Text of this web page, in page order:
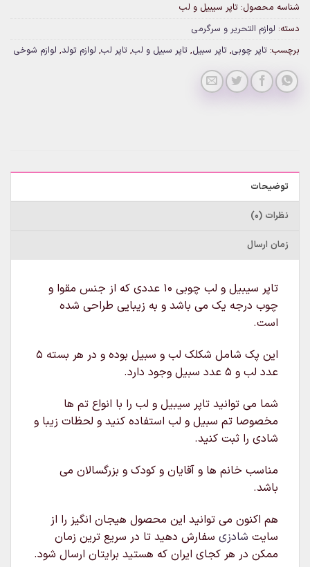
شناسه محصول: تاپر سیبیل و لب
دسته: لوازم التحریر و سرگرمی
برچسب: تاپر چوبی, تاپر سبیل, تاپر سبیل و لب, تاپر لب, لوازم تولد, لوازم شوخی
توضیحات
نظرات (0)
زمان ارسال
تاپر سیبیل و لب چوبی ۱۰ عددی که از جنس مقوا و
چوب درجه یک می باشد و به زیبایی طراحی شده
است.
این پک شامل شکلک لب و سبیل بوده و در هر بسته ۵
عدد لب و ۵ عدد سبیل وجود دارد.
شما می توانید تاپر سیبیل و لب را با انواع تم ها
مخصوصا تم سبیل و لب استفاده کنید و لحظات زیبا و
شادی را ثبت کنید.
مناسب خانم ها و آقایان و کودک و بزرگسالان می
باشد.
هم اکنون می توانید این محصول هیجان انگیز را از
سایت شادزی سفارش دهید تا در سریع ترین زمان
ممکن در هر کجای ایران که هستید برایتان ارسال شود.